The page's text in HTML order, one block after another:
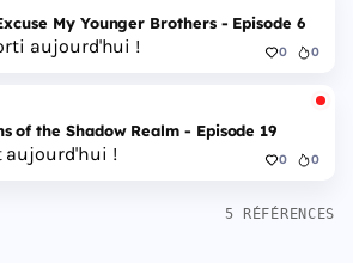
My Younger Brothers - Episode 6
aujourd'hui ! 0 0
of the Shadow Realm - Episode 19
aujourd'hui ! 0 0
5 RÉFÉRENCES